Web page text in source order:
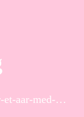
et-aar-med-…